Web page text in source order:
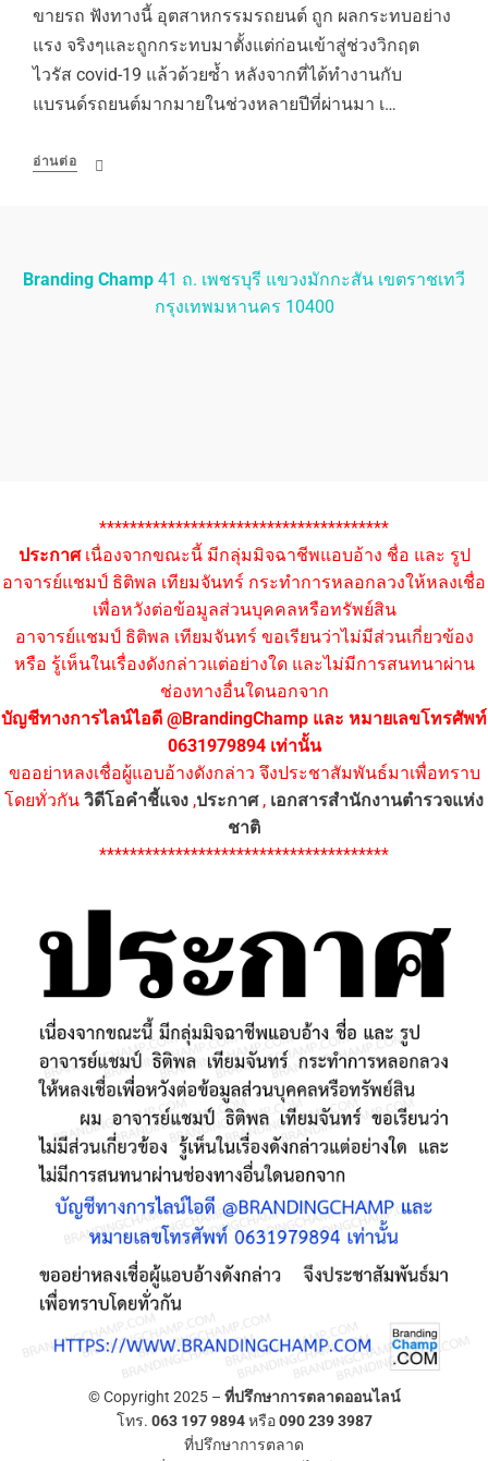
ขายรถ ฟังทางนี้ อุตสาหกรรมรถยนต์ ถูก ผลกระทบอย่าง
แรง จริงๆและถูกกระทบมาตั้งแต่ก่อนเข้าสู่ช่วงวิกฤต
ไวรัส covid-19 แล้วด้วยซ้ำ หลังจากที่ได้ทำงานกับ
แบรนด์รถยนต์มากมายในช่วงหลายปีที่ผ่านมา เ…
อ่านต่อ
Branding Champ 41 ถ. เพชรบุรี แขวงมักกะสัน เขตราชเทวี
กรุงเทพมหานคร 10400
**************************************
ประกาศเนื่องจากขณะนี้ มีกลุ่มมิจฉาชีพแอบอ้าง ชื่อ และ รูป
อาจารย์แชมป์ ธิติพล เทียมจันทร์ กระทำการหลอกลวงให้หลงเชื่อ
เพื่อหวังต่อข้อมูลส่วนบุคคลหรือทรัพย์สิน
อาจารย์แชมป์ ธิติพล เทียมจันทร์ ขอเรียนว่าไม่มีส่วนเกี่ยวข้อง
หรือ รู้เห็นในเรื่องดังกล่าวแต่อย่างใด และไม่มีการสนทนาผ่าน
ช่องทางอื่นใดนอกจาก
บัญชีทางการไลน์ไอดี @BrandingChamp และ หมายเลขโทรศัพท์
0631979894 เท่านั้น
ขออย่าหลงเชื่อผู้แอบอ้างดังกล่าว จึงประชาสัมพันธ์มาเพื่อทราบ
โดยทั่วกัน วิดีโอคำชี้แจง ,ประกาศ, เอกสารสำนักงานตำรวจแห่ง
ชาติ
**************************************
© Copyright 2025 – ที่ปรึกษาการตลาดออนไลน์
โทร. 063 197 9894หรือ090 239 3987
ที่ปรึกษาการตลาด